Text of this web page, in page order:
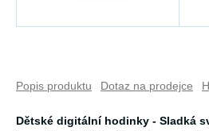
Popis produktu Dotaz na prodejce
Dětské digitální hodinky - Sladká